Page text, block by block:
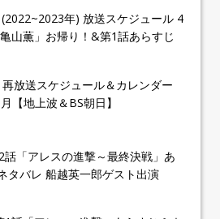
(2022~2023年) 放送スケジュール 4
山薫」お帰り！&第1話あらすじ
再放送スケジュール＆カレンダー
【地上波＆BS朝日】
話「アレスの進撃～最終決戦」あ
タバレ 船越英一郎ゲスト出演